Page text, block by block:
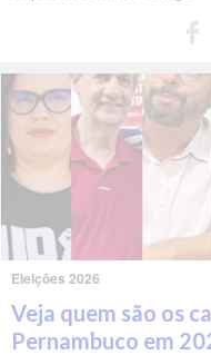
Eleições 2026
Veja quem são os
Pernambuco em